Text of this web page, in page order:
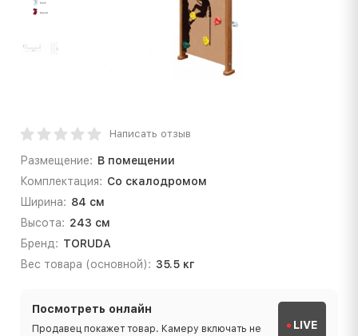
Написать отзыв
Размещение: В помещении
Комплектация: Со скалодромом
Ширина: 84 см
Высота: 243 см
Бренд: TORUDA
Вес товара (основной): 35.5 кг
Посмотреть онлайн
Продавец покажет товар. Камеру включать не
LIVE